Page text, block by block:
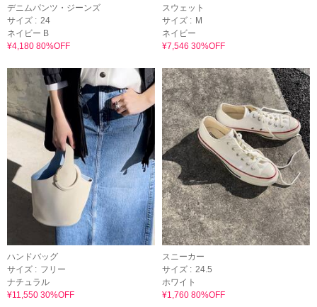
デニムパンツ・ジーンズ
サイズ : 24
ネイビー B
¥4,180 80%OFF
スウェット
サイズ : M
ネイビー
¥7,546 30%OFF
ハンドバッグ
サイズ : フリー
ナチュラル
¥11,550 30%OFF
スニーカー
サイズ : 24.5
ホワイト
¥1,760 80%OFF